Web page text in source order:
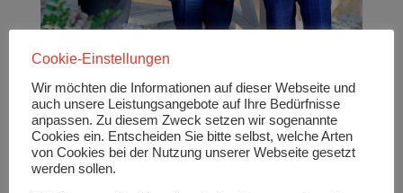
Cookie-Einstellungen
Wir möchten die Informationen auf dieser Webseite und
auch unsere Leistungsangebote auf Ihre Bedürfnisse
anpassen. Zu diesem Zweck setzen wir sogenannte
Cookies ein. Entscheiden Sie bitte selbst, welche Arten
von Cookies bei der Nutzung unserer Webseite gesetzt
werden sollen.